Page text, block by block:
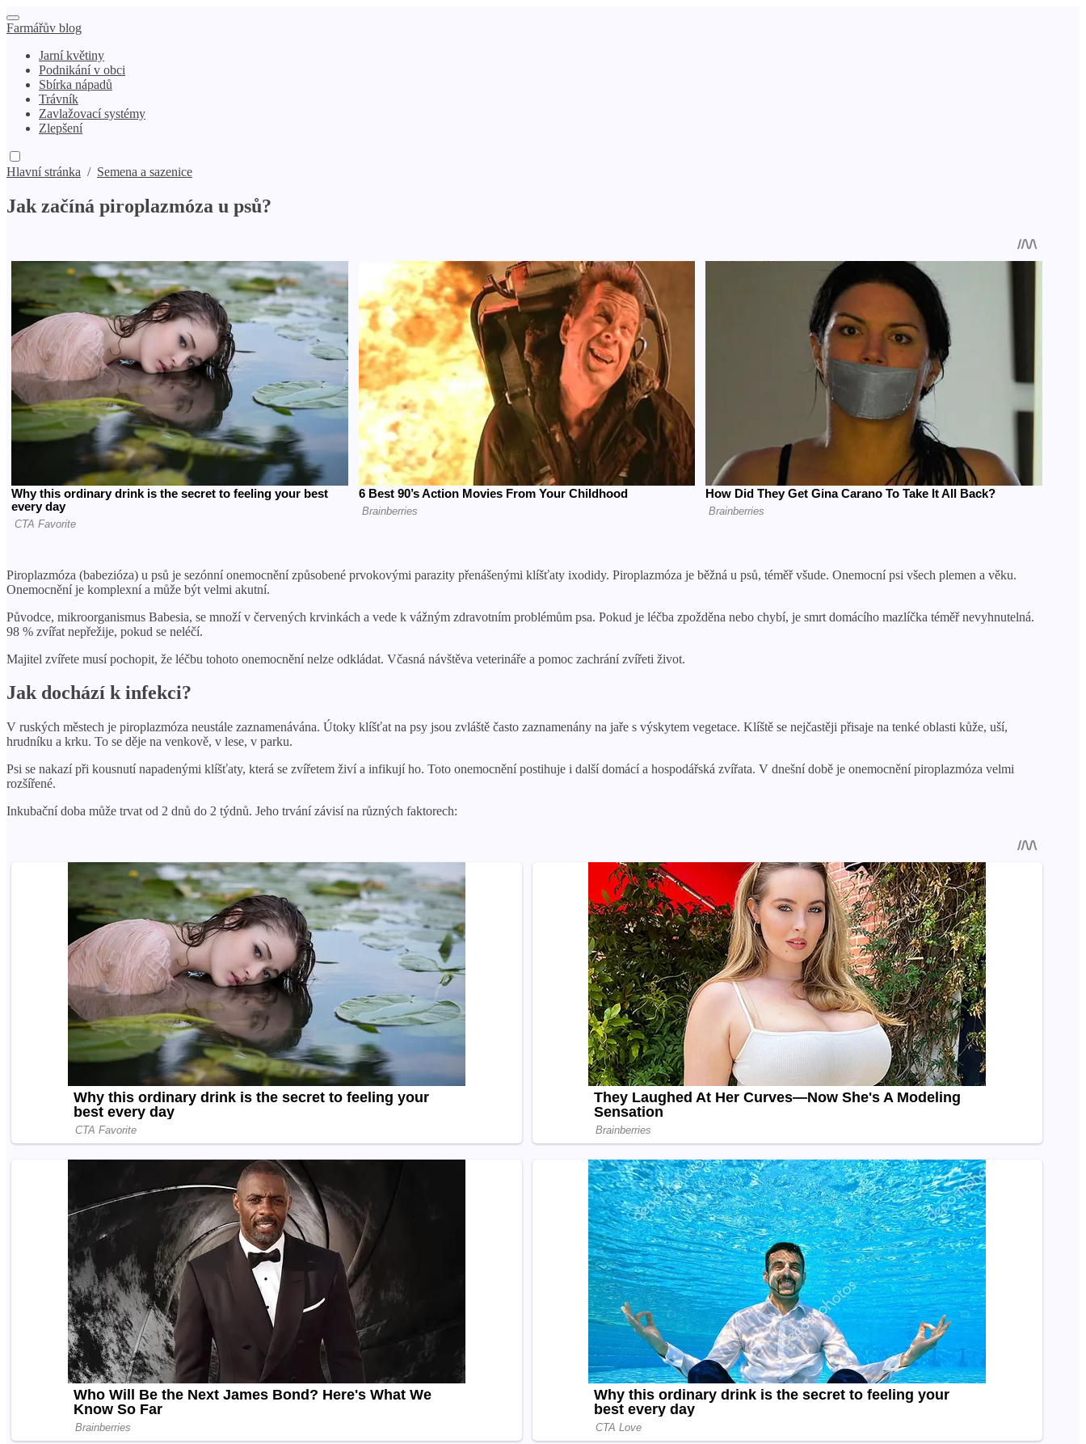
Farmářův blog
Jarní květiny
Podnikání v obci
Sbírka nápadů
Trávník
Zavlažovací systémy
Zlepšení
Hlavní stránka / Semena a sazenice
Jak začíná piroplazmóza u psů?
Piroplazmóza (babezióza) u psů je sezónní onemocnění způsobené prvokovými parazity přenášenými klíšťaty ixodidy. Piroplazmóza je běžná u psů, téměř všude. Onemocní psi všech plemen a věku.
Onemocnění je komplexní a může být velmi akutní.
Původce, mikroorganismus Babesia, se množí v červených krvinkách a vede k vážným zdravotním problémům psa. Pokud je léčba zpožděna nebo chybí, je smrt domácího mazlíčka téměř nevyhnutelná.
98 % zvířat nepřežije, pokud se neléčí.
Majitel zvířete musí pochopit, že léčbu tohoto onemocnění nelze odkládat. Včasná návštěva veterináře a pomoc zachrání zvířeti život.
Jak dochází k infekci?
V ruských městech je piroplazmóza neustále zaznamenávána. Útoky klíšťat na psy jsou zvláště často zaznamenány na jaře s výskytem vegetace. Klíště se nejčastěji přisaje na tenké oblasti kůže, uší,
hrudníku a krku. To se děje na venkově, v lese, v parku.
Psi se nakazí při kousnutí napadenými klíšťaty, která se zvířetem živí a infikují ho. Toto onemocnění postihuje i další domácí a hospodářská zvířata. V dnešní době je onemocnění piroplazmóza velmi
rozšířené.
Inkubační doba může trvat od 2 dnů do 2 týdnů. Jeho trvání závisí na různých faktorech: